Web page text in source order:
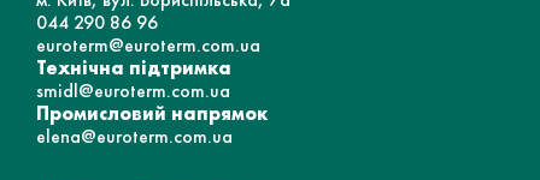
044 290 86 96
euroterm@euroterm.com.ua
Технічна підтримка
smidl@euroterm.com.ua
Промисловий напрямок
elena@euroterm.com.ua